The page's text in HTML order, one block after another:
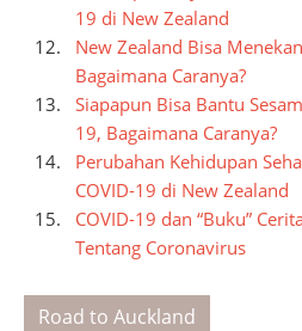
19 di New Zealand
New Zealand Bisa
Bagaimana Caranya?
Siapapun Bisa Bantu
19, Bagaimana Caranya?
Perubahan Kehidupan
COVID-19 di New Zealand
COVID-19 dan “Buku”
Tentang Coronavirus
Road to Auckland